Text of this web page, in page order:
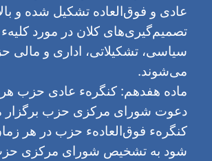
عادی و فوق‌العاده تشکیل شده و
تصمیم‌گیری‌های کلان در مورد
سیاسی، تشکیلاتی، اداری و
می‌شوند.
ماده هفدهم: کنگرهء عادی حزب هر
دعوت شورای مرکزی حزب
کنگرهء فوق‌العادهء حزب در هر
شود به تشخیص شورای مرکزی حزب